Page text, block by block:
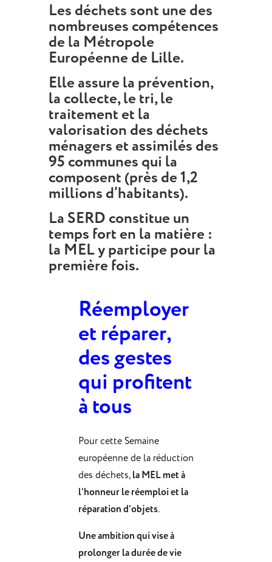
Les déchets sont une des
nombreuses compétences
de la Métropole
Européenne de Lille.
Elle assurela prévention,
la collecte, le tri, le
traitement et la
valorisation des déchets
ménagers et assimilés des
95 communes qui la
composent (près de 1,2
millions d’habitants).
La SERD constitue un
temps fort en la matière :
la MEL y participe pour la
première fois.
Réemployer
et réparer,
des gestes
qui profitent
à tous
Pour cette Semaine
européenne de la réduction
des déchets, la MEL met à
l’honneur le réemploi et la
réparation d’objets.
Une ambition qui vise à
prolonger la durée de vie